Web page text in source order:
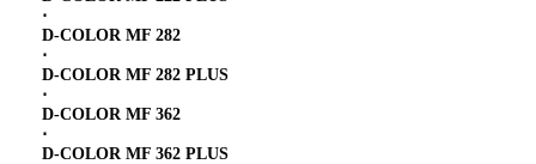
⋅
D-COLOR MF 282
⋅
D-COLOR MF 282 PLUS
⋅
D-COLOR MF 362
⋅
D-COLOR MF 362 PLUS